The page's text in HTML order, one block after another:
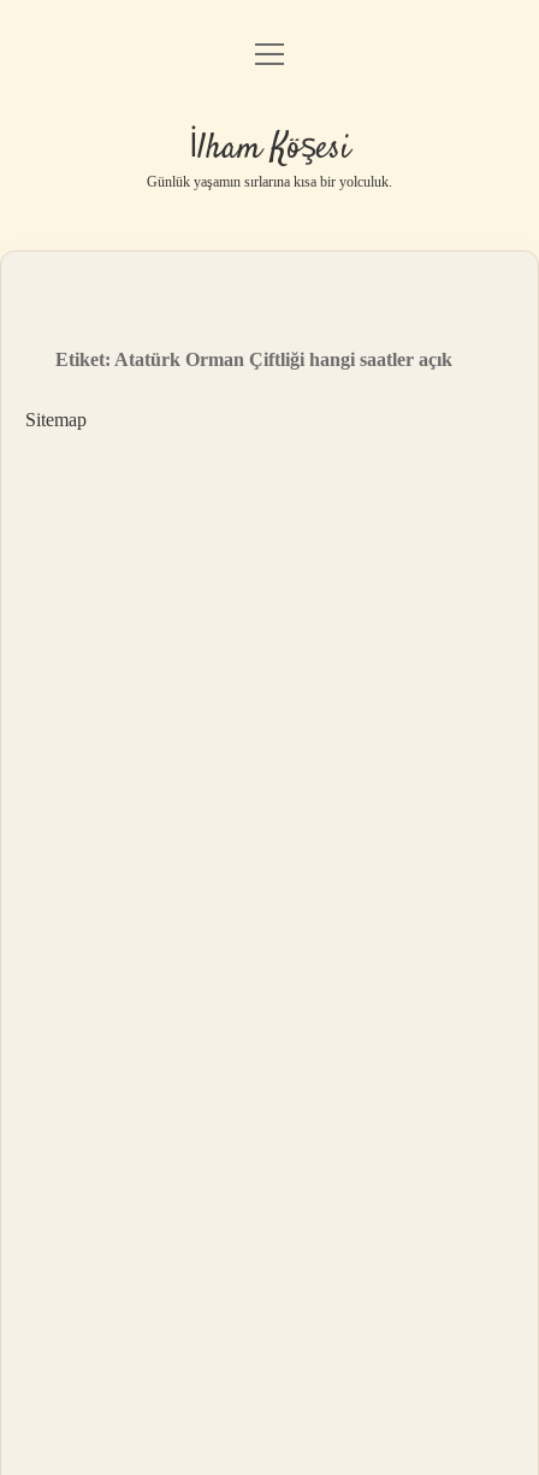
Anasayfa
Yasal Uyarı
menüyü
İlham Köşesi
Günlük yaşamın sırlarına kısa bir yolculuk.
Etiket: Atatürk Orman Çiftliği hangi saatler açık
Sitemap